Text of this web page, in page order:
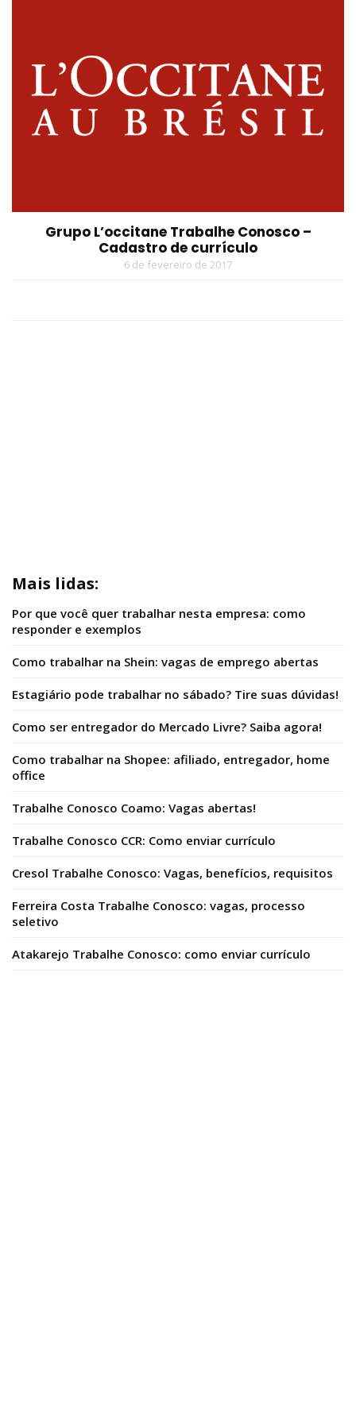
Grupo L’occitane Trabalhe Conosco –
Cadastro de currículo
6 de fevereiro de 2017
Mais lidas:
Por que você quer trabalhar nesta empresa: como
responder e exemplos
Como trabalhar na Shein: vagas de emprego abertas
Estagiário pode trabalhar no sábado? Tire suas dúvidas!
Como ser entregador do Mercado Livre? Saiba agora!
Como trabalhar na Shopee: afiliado, entregador, home
office
Trabalhe Conosco Coamo: Vagas abertas!
Trabalhe Conosco CCR: Como enviar currículo
Cresol Trabalhe Conosco: Vagas, benefícios, requisitos
Ferreira Costa Trabalhe Conosco: vagas, processo
seletivo
Atakarejo Trabalhe Conosco: como enviar currículo